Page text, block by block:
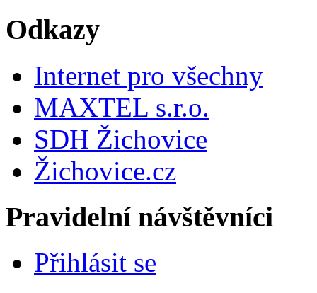
Odkazy
Internet pro všechny
MAXTEL s.r.o.
SDH Žichovice
Žichovice.cz
Pravidelní návštěvníci
Přihlásit se